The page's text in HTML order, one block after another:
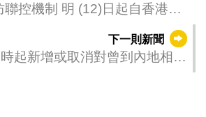
日起自香港、
入境澳門人士醫學觀察期調整
下一則新聞
起新增或取消對曾到內地相關